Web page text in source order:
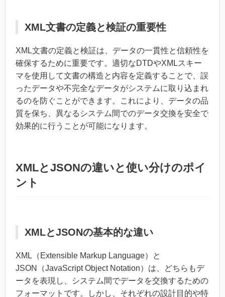
XML文書の定義と検証の重要性
XML文書の定義と検証は、データの一貫性と信頼性を
確保するために重要です。適切なDTDやXMLスキー
マを使用して文書の構造と内容を定義することで、誤
ったデータや不完全なデータがシステムに取り込まれ
るのを防ぐことができます。これにより、データの品
質を保ち、異なるシステム間でのデータ交換を安全で
効果的に行うことが可能になります。
XMLとJSONの違いと使い分けのポイ
ント
XMLとJSONの基本的な違い
XML（Extensible Markup Language）と
JSON（JavaScript Object Notation）は、どちらもデ
ータを表現し、システム間でデータを交換するための
フォーマットです。しかし、それぞれの設計目的や特